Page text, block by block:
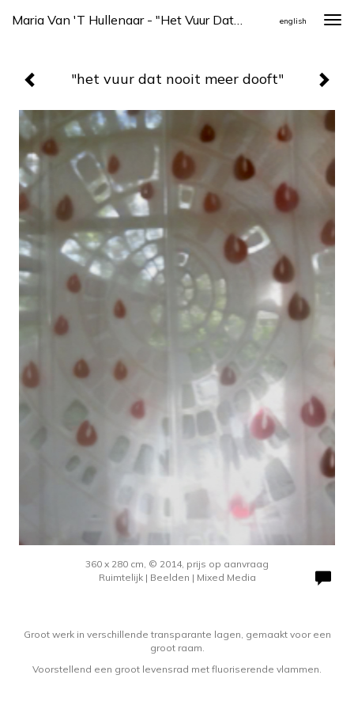
Maria Van 't Hullenaar - "het Vuur Dat Nooit Meer Dooft" english
"het vuur dat nooit meer dooft"
360 x 280 cm, © 2014, prijs op aanvraag
Ruimtelijk | Beelden | Mixed Media
Groot werk in verschillende transparante lagen, gemaakt voor een
groot raam.
Voorstellend een groot levensrad met fluoriserende vlammen.